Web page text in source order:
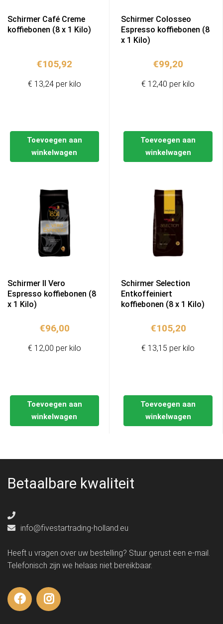
Schirmer Café Creme
koffiebonen (8 x 1 Kilo)
€105,92
Toevoegen aan
winkelwagen
€ 13,24 per kilo
Schirmer Colosseo
Espresso koffiebonen (8
x 1 Kilo)
€99,20
Toevoegen aan
winkelwagen
€ 12,40 per kilo
Schirmer Il Vero
Espresso koffiebonen (8
x 1 Kilo)
€96,00
Toevoegen aan
winkelwagen
€ 12,00 per kilo
Schirmer Selection
Entkoffeiniert
koffiebonen (8 x 1 Kilo)
€105,20
Toevoegen aan
winkelwagen
€ 13,15 per kilo
Betaalbare kwaliteit
info@fivestartrading-holland.eu
Heeft u vragen over uw bestelling? Stuur gerust een e-mail.
Telefonisch zijn we helaas niet bereikbaar.